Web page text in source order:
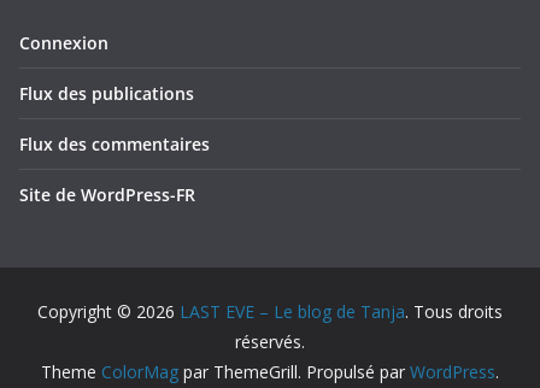
Connexion
Flux des publications
Flux des commentaires
Site de WordPress-FR
Copyright © 2026 LAST EVE – Le blog de Tanja. Tous droits
réservés.
Theme ColorMag par ThemeGrill. Propulsé par WordPress.